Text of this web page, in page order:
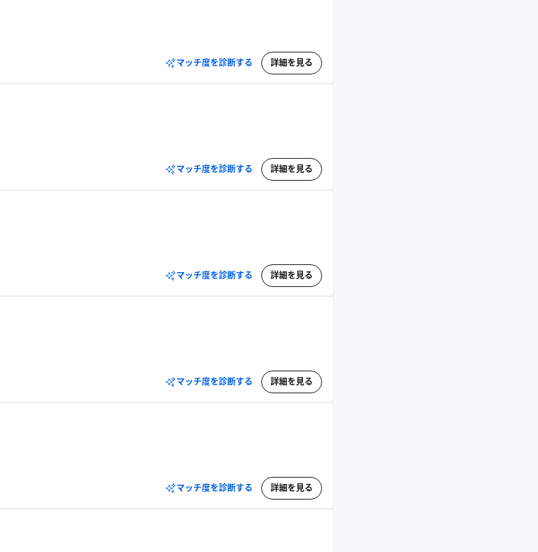
マッチ度を診断する 詳細を見る
マッチ度を診断する 詳細を見る
マッチ度を診断する 詳細を見る
マッチ度を診断する 詳細を見る
マッチ度を診断する 詳細を見る